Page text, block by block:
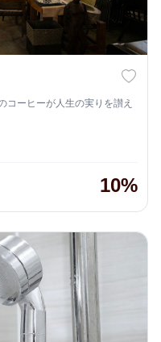
ーヒーが人生の実りを讃え
10%